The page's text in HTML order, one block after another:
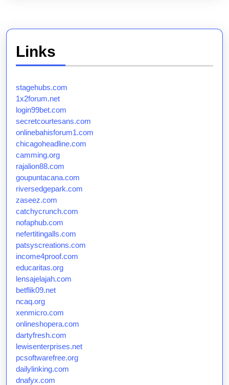
Links
stagehubs.com
1x2forum.net
login99bet.com
secretcourtesans.com
onlinebahisforum1.com
chicagoheadline.com
camming.org
rajalion88.com
goupuntacana.com
riversedgepark.com
zaseez.com
catchycrunch.com
nofaphub.com
nefertitingalls.com
patsyscreations.com
income4proof.com
educaritas.org
lensajelajah.com
betflik09.net
ncaq.org
xenmicro.com
onlineshopera.com
dartyfresh.com
lewisenterprises.net
pcsoftwarefree.org
dailylinking.com
dnafyx.com